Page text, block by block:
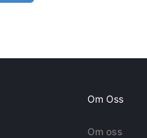
Om Oss
Om oss